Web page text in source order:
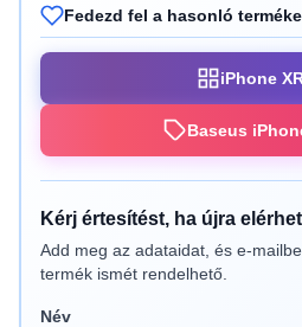
Fedezd fel a hasonló
iPhone
Baseus
Kérj értesítést, ha újra
Add meg az adataidat, és e-
termék ismét rendelhető.
Név